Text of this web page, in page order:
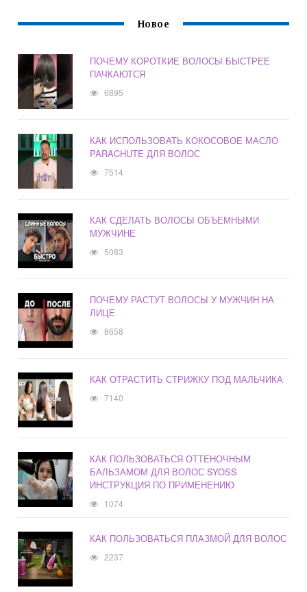
Новое
ПОЧЕМУ КОРОТКИЕ ВОЛОСЫ БЫСТРЕЕ
ПАЧКАЮТСЯ
6895
КАК ИСПОЛЬЗОВАТЬ КОКОСОВОЕ МАСЛО
PARACHUTE ДЛЯ ВОЛОС
7514
КАК СДЕЛАТЬ ВОЛОСЫ ОБЪЕМНЫМИ
МУЖЧИНЕ
5083
ПОЧЕМУ РАСТУТ ВОЛОСЫ У МУЖЧИН НА
ЛИЦЕ
8658
КАК ОТРАСТИТЬ СТРИЖКУ ПОД МАЛЬЧИКА
7140
КАК ПОЛЬЗОВАТЬСЯ ОТТЕНОЧНЫМ
БАЛЬЗАМОМ ДЛЯ ВОЛОС SYOSS
ИНСТРУКЦИЯ ПО ПРИМЕНЕНИЮ
1074
КАК ПОЛЬЗОВАТЬСЯ ПЛАЗМОЙ ДЛЯ ВОЛОС
2237